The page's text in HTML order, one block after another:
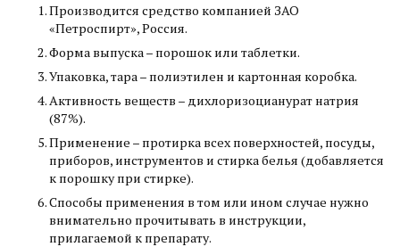
Производится средство компанией ЗАО
«Петроспирт», Россия.
Форма выпуска – порошок или таблетки.
Упаковка, тара – полиэтилен и картонная коробка.
Активность веществ – дихлоризоцианурат натрия
(87%).
Применение – протирка всех поверхностей, посуды,
приборов, инструментов и стирка белья (добавляется
к порошку при стирке).
Способы применения в том или ином случае нужно
внимательно прочитывать в инструкции,
прилагаемой к препарату.